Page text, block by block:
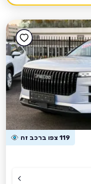
119 צפו ברכב זה